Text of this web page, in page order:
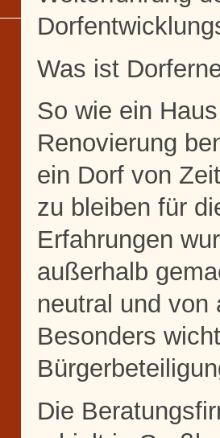
Was ist
So wie ein
Renovierung
ein Dorf von
zu bleiben für
Erfahrungen
außerhalb
neutral und von
Besonders
Die